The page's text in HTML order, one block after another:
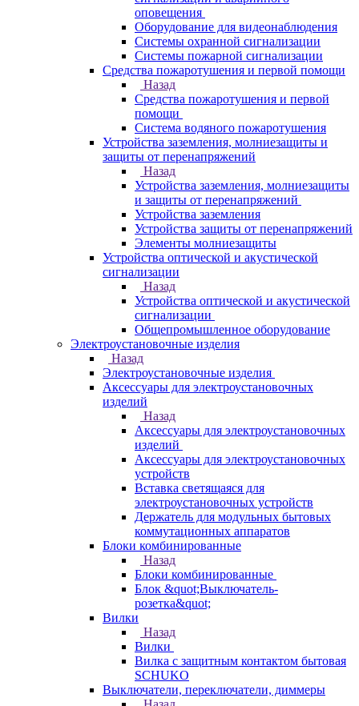
оповещения
Оборудование для видеонаблюдения
Системы охранной сигнализации
Системы пожарной сигнализации
Средства пожаротушения и первой помощи
Назад
Средства пожаротушения и первой
помощи
Система водяного пожаротушения
Устройства заземления, молниезащиты и
защиты от перенапряжений
Назад
Устройства заземления, молниезащиты
и защиты от перенапряжений
Устройства заземления
Устройства защиты от перенапряжений
Элементы молниезащиты
Устройства оптической и акустической
сигнализации
Назад
Устройства оптической и акустической
сигнализации
Общепромышленное оборудование
Электроустановочные изделия
Назад
Электроустановочные изделия
Аксессуары для электроустановочных
изделий
Назад
Аксессуары для электроустановочных
изделий
Аксессуары для электроустановочных
устройств
Вставка светящаяся для
электроустановочных устройств
Держатель для модульных бытовых
коммутационных аппаратов
Блоки комбинированные
Назад
Блоки комбинированные
Блок &quot;Выключатель-
розетка&quot;
Вилки
Назад
Вилки
Вилка с защитным контактом бытовая
SCHUKO
Выключатели, переключатели, диммеры